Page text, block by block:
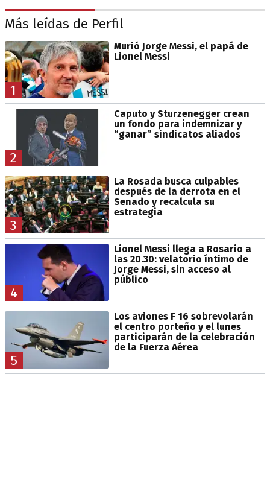
Más leídas de Perfil
1
Murió Jorge Messi, el papá de
Lionel Messi
2
Caputo y Sturzenegger crean
un fondo para indemnizar y
“ganar” sindicatos aliados
3
La Rosada busca culpables
después de la derrota en el
Senado y recalcula su
estrategia
4
Lionel Messi llega a Rosario a
las 20.30: velatorio íntimo de
Jorge Messi, sin acceso al
público
5
Los aviones F 16 sobrevolarán
el centro porteño y el lunes
participarán de la celebración
de la Fuerza Aérea